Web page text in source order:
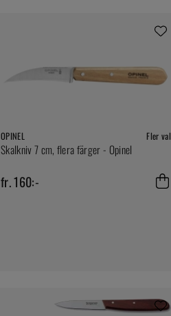
OPINEL Fler val
Skalkniv 7 cm, flera färger - Opinel
fr. 160:-